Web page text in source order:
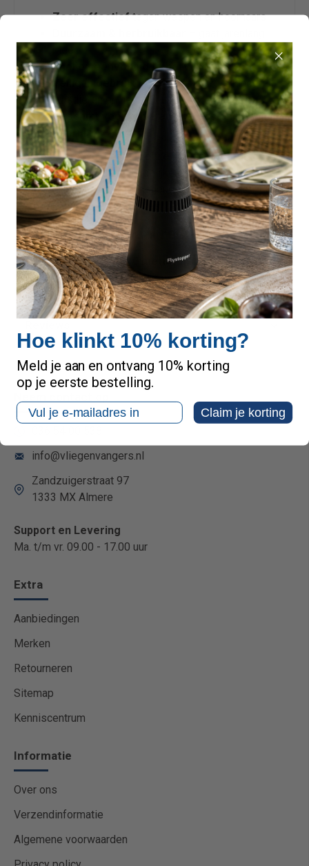
Zeer effectieftegen wespen en hoornaars
mee
Snel en eenvoudig te hervullen
Veilig in gebruik
– ongevaarlijk voor kinderen,
huisdieren en het milieu
Geschikt voor privé en professioneel
gebruik
De val zorgt voor eendoeltreffende, biologische
bestrijdingzonder schadelijke chemicaliën. Ideaal
om wespen op afstand te houden van terrassen,
speelplekken en eetruimtes.
Tip voor optimaal resultaat:
Hang de val op5 tot 10 meter afstandvan de plek
waar je wespen wilt vermijden.
info@vliegenvangers.nl
Zandzuigerstraat 97
1333 MX Almere
Support en Levering
Ma. t/m vr. 09.00 - 17.00 uur
Extra
Aanbiedingen
Merken
Retourneren
Sitemap
Kenniscentrum
Informatie
Over ons
Verzendinformatie
Algemene voorwaarden
Hoe klinkt 10% korting?
Meld je aan en ontvang 10% korting
op je eerste bestelling.
Email Claim je korting